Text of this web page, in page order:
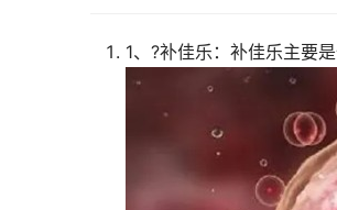
1、?补佳乐：补佳乐主要